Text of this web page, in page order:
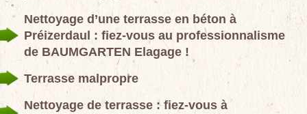
Nettoyage d’une terrasse en béton à
Préizerdaul : fiez-vous au professionnalisme
de BAUMGARTEN Elagage !
Terrasse malpropre
Nettoyage de terrasse : fiez-vous à